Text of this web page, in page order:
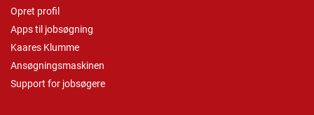
Opret profil
Apps til jobsøgning
Kaares Klumme
Ansøgningsmaskinen
Support for jobsøgere